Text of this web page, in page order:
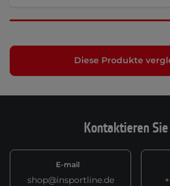
Diese Produkte
Kontaktieren
E-mail
shop@insportline.de